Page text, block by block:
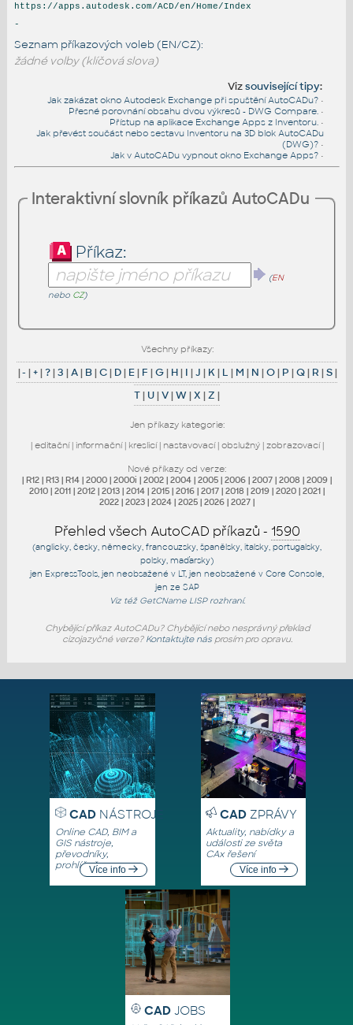
https://apps.autodesk.com/ACD/en/Home/Index
-
Seznam příkazových voleb (EN/CZ):
žádné volby (klíčová slova)
Vizsouvisející tipy:
Jak zakázat okno Autodesk Exchange při spuštění AutoCADu? •
Přesné porovnání obsahu dvou výkresů - DWG Compare. •
Přístup na aplikace Exchange Apps z Inventoru. •
Jak převést součást nebo sestavu Inventoru na 3D blok AutoCADu
(DWG)? •
Jak v AutoCADu vypnout okno Exchange Apps? •
Interaktivní slovník příkazů AutoCADu
Příkaz:
(EN
nebo CZ)
Všechny příkazy:
|- |+|?|3 |A| B|C| D| E| F |G| H| I |J | K| L | M | N |O| P |Q| R |S|
T| U|V|W|X |Z |
Jen příkazy kategorie:
| editační| informační| kreslicí| nastavovací| obslužný| zobrazovací|
Nové příkazy od verze:
| R12 | R13 | R14 | 2000 | 2000i | 2002 | 2004 | 2005 | 2006 | 2007 | 2008 | 2009 |
2010 | 2011 | 2012 | 2013 | 2014 | 2015 | 2016 | 2017 | 2018 | 2019 | 2020 | 2021 |
2022 | 2023 | 2024 | 2025 | 2026 | 2027 |
Přehled všech AutoCAD příkazů - 1590
(anglicky, česky, německy, francouzsky, španělsky, italsky, portugalsky,
polsky, maďarsky)
jen ExpressTools , jen neobsažené v LT, jen neobsažené v Core Console
jen ze SAP
Viz též GetCNameLISP rozhraní.
Chybějící příkaz AutoCADu? Chybějící nebo nesprávný překlad
cizojazyčné verze? Kontaktujte násprosím pro opravu.
CADNÁSTROJE
Online CAD, BIM a
GIS nástroje,
převodníky,
prohlížečeVíce info
CADZPRÁVY
Aktuality, nabídky a
události ze světa
CAx řešení
Více info
CAD JOBS